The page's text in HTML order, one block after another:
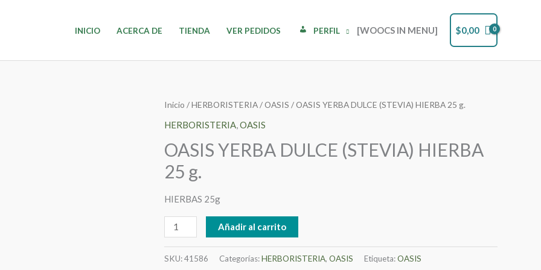
INICIO ACERCA DE TIENDA VER PEDIDOS PERFIL [WOOCS IN MENU] $0,00
Inicio /HERBORISTERIA/OASIS / OASIS YERBA DULCE (STEVIA) HIERBA 25 g.
HERBORISTERIA,OASIS
OASIS YERBA DULCE (STEVIA) HIERBA
25 g.
HIERBAS 25g
OASIS
YERBA
(STEVIA)
HIERBA
g.
cantidad
Añadir al carrito
SKU:41586 Categorías:HERBORISTERIA, OASIS Etiqueta:OASIS